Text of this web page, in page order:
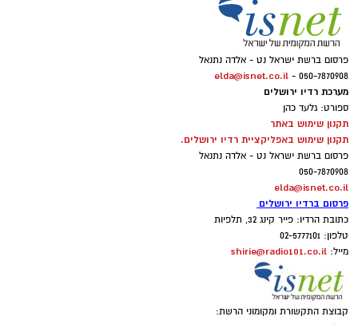
פרסום ברשת ישראל נט - אלדה נתנאל
050-7870908 -
elda@isnet.co.il
מערכת רדיו ירושלים
ספורט: גלעד כהן
תקנון שימוש באתר
תקנון שימוש באפליקציית רדיו ירושלים.
פרסום ברשת ישראל נט - אלדה נתנאל
050-7870908
elda@isnet.co.il
פרסום ברדיו ירושלים
כתובת הרדיו: פייר קינג 32, תלפיות
טלפון: 02-5777101
מייל: shirie@radio101.co.il
קבוצת התקשורת ומקומוני הרשת: